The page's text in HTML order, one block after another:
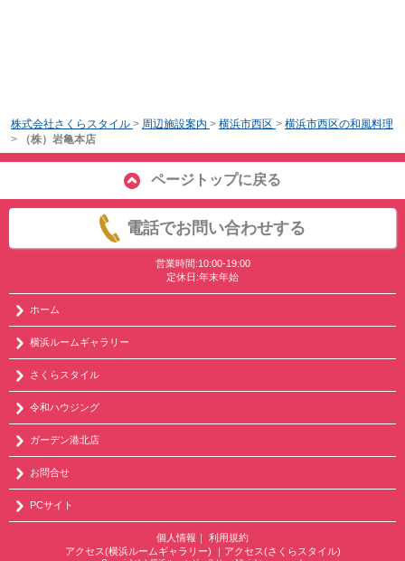
株式会社さくらスタイル > 周辺施設案内 > 横浜市西区 > 横浜市西区の和風料理
>
（株）岩亀本店
ページトップに戻る
電話でお問い合わせする
営業時間:10:00-19:00
定休日:年末年始
ホーム
横浜ルームギャラリー
さくらスタイル
令和ハウジング
ガーデン港北店
お問合せ
PCサイト
個人情報 ｜ 利用規約
アクセス(横浜ルームギャラリー) ｜ アクセス(さくらスタイル)